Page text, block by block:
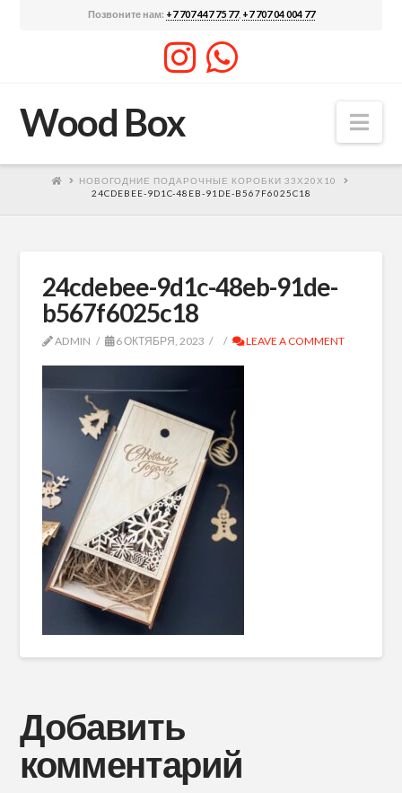
Позвоните нам: +7 707 447 75 77, +7 707 04 004 77
Wood Box
НОВОГОДНИЕ ПОДАРОЧНЫЕ КОРОБКИ 33Х20Х10
24CDEBEE-9D1C-48EB-91DE-B567F6025C18
24cdebee-9d1c-48eb-91de-
b567f6025c18
ADMIN 6 ОКТЯБРЯ, 2023 LEAVE A COMMENT
Добавить
комментарий